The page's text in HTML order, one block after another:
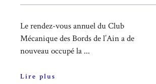
Le rendez-vous annuel du Club
Mécanique des Bords de l’Ain a de
nouveau occupé la ...
Lire plus